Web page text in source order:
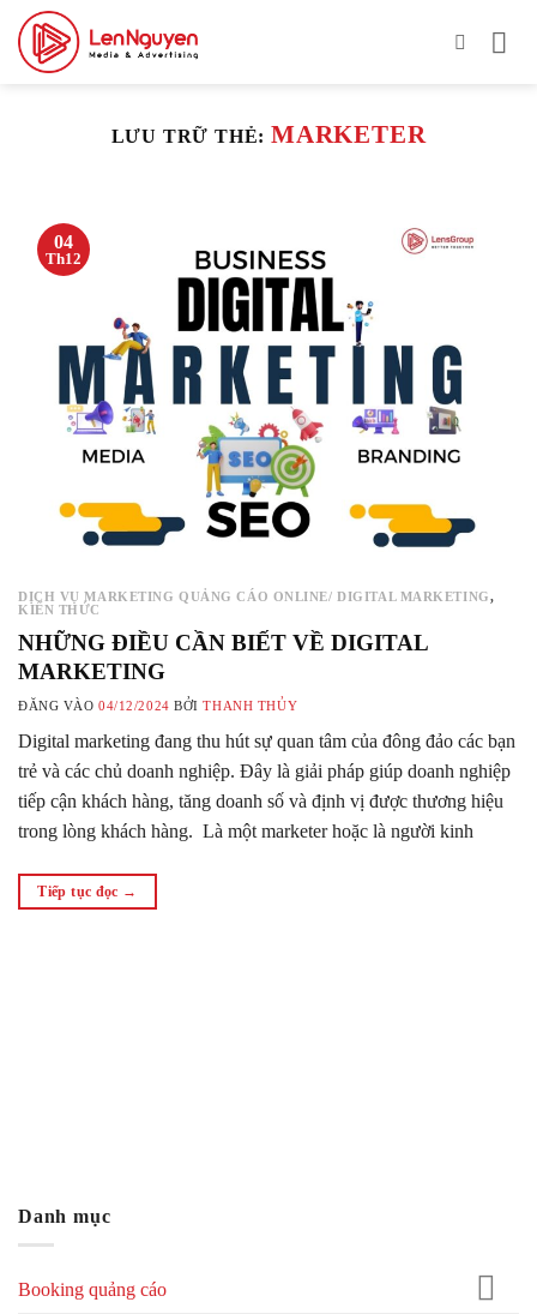
qua
LƯU TRỮ THẺ: MARKETER
04
Th12
DỊCH VỤ MARKETING QUẢNG CÁO ONLINE/ DIGITAL MARKETING,
KIẾN THỨC
NHỮNG ĐIỀU CẦN BIẾT VỀ DIGITAL
MARKETING
ĐĂNG VÀO04/12/2024 BỞITHANH THỦY
Digital marketing đang thu hút sự quan tâm của đông đảo các bạn
trẻ và các chủ doanh nghiệp. Đây là giải pháp giúp doanh nghiệp
tiếp cận khách hàng, tăng doanh số và định vị được thương hiệu
trong lòng khách hàng. Là một marketer hoặc là người kinh
Tiếp tục đọc →
Danh mục
Booking quảng cáo